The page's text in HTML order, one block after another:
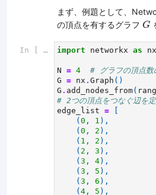
まず、例題として、
の頂点を有するグラフ G
G
In [ ]: import networkx as nx
N = 4
# グラフの頂点数
G = nx . Graph ()
G . add_nodes_from(
# 2つの頂点をつなぐ辺を
edge_list =
[
(0 , 1 ),
(0 , 2 ),
( 1 , 2 ),
( 2 , 3 ),
(3 , 4),
(3 , 5 ),
(3 , 6 ),
(4 , 5 ),